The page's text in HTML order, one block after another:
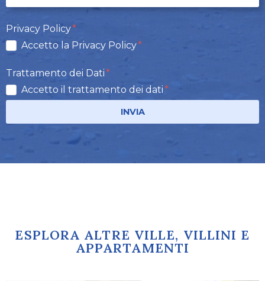
Privacy Policy
Accetto la Privacy Policy
Trattamento dei Dati
Accetto il trattamento dei dati
INVIA
ESPLORA ALTRE VILLE, VILLINI E
APPARTAMENTI